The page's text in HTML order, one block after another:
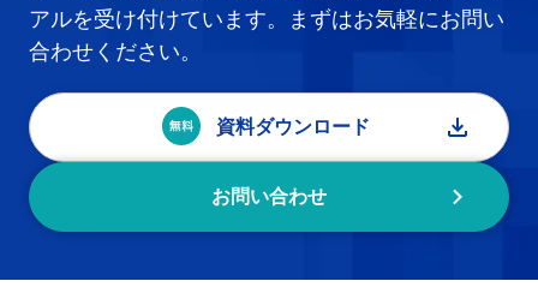
アルを受け付けています。まずはお気軽にお問い
合わせください。
資料ダウンロード
お問い合わせ